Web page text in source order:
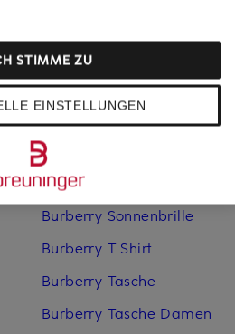
Burberry Pullover
Burberry SALE
Burberry Schal
Burberry Schuhe
Burberry Sonnenbrille
Burberry T Shirt
Burberry Tasche
Burberry Tasche Damen
EINSTELLUNGEN
STIMME ZU